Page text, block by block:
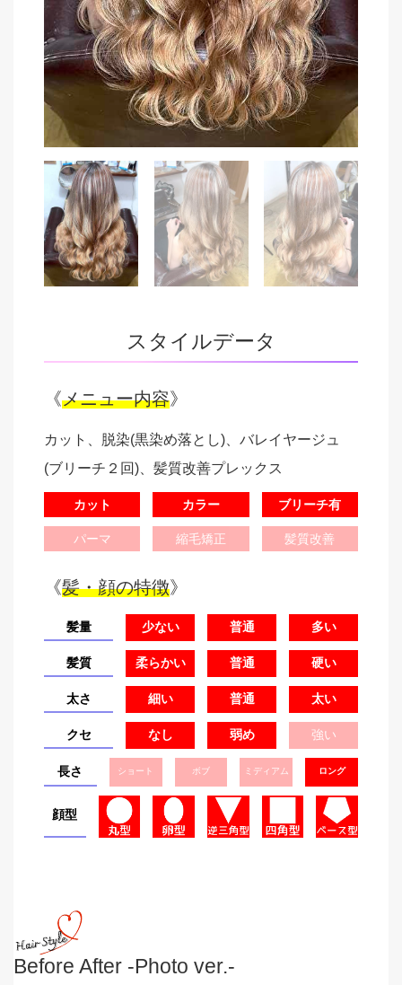
スタイルデータ
《メニュー内容》
カット、脱染(黒染め落とし)、バレイヤージュ
(ブリーチ２回)、髪質改善プレックス
カット カラー ブリーチ有
パーマ 縮毛矯正 髪質改善
《髪・顔の特徴》
髪量 少ない 普通 多い
髪質 柔らかい 普通 硬い
太さ 細い 普通 太い
クセ なし 弱め 強い
長さ ショート ボブ ミディアム ロング
顔型
Before After -Photo ver.-